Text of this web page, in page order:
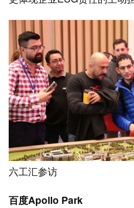
六工汇参访
百度Apollo Park